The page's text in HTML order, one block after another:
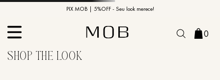
PIX MOB | 5%OFF - Seu look merece!
10% OFF na primeira compra | Cupom: BEMVINDO10*
0